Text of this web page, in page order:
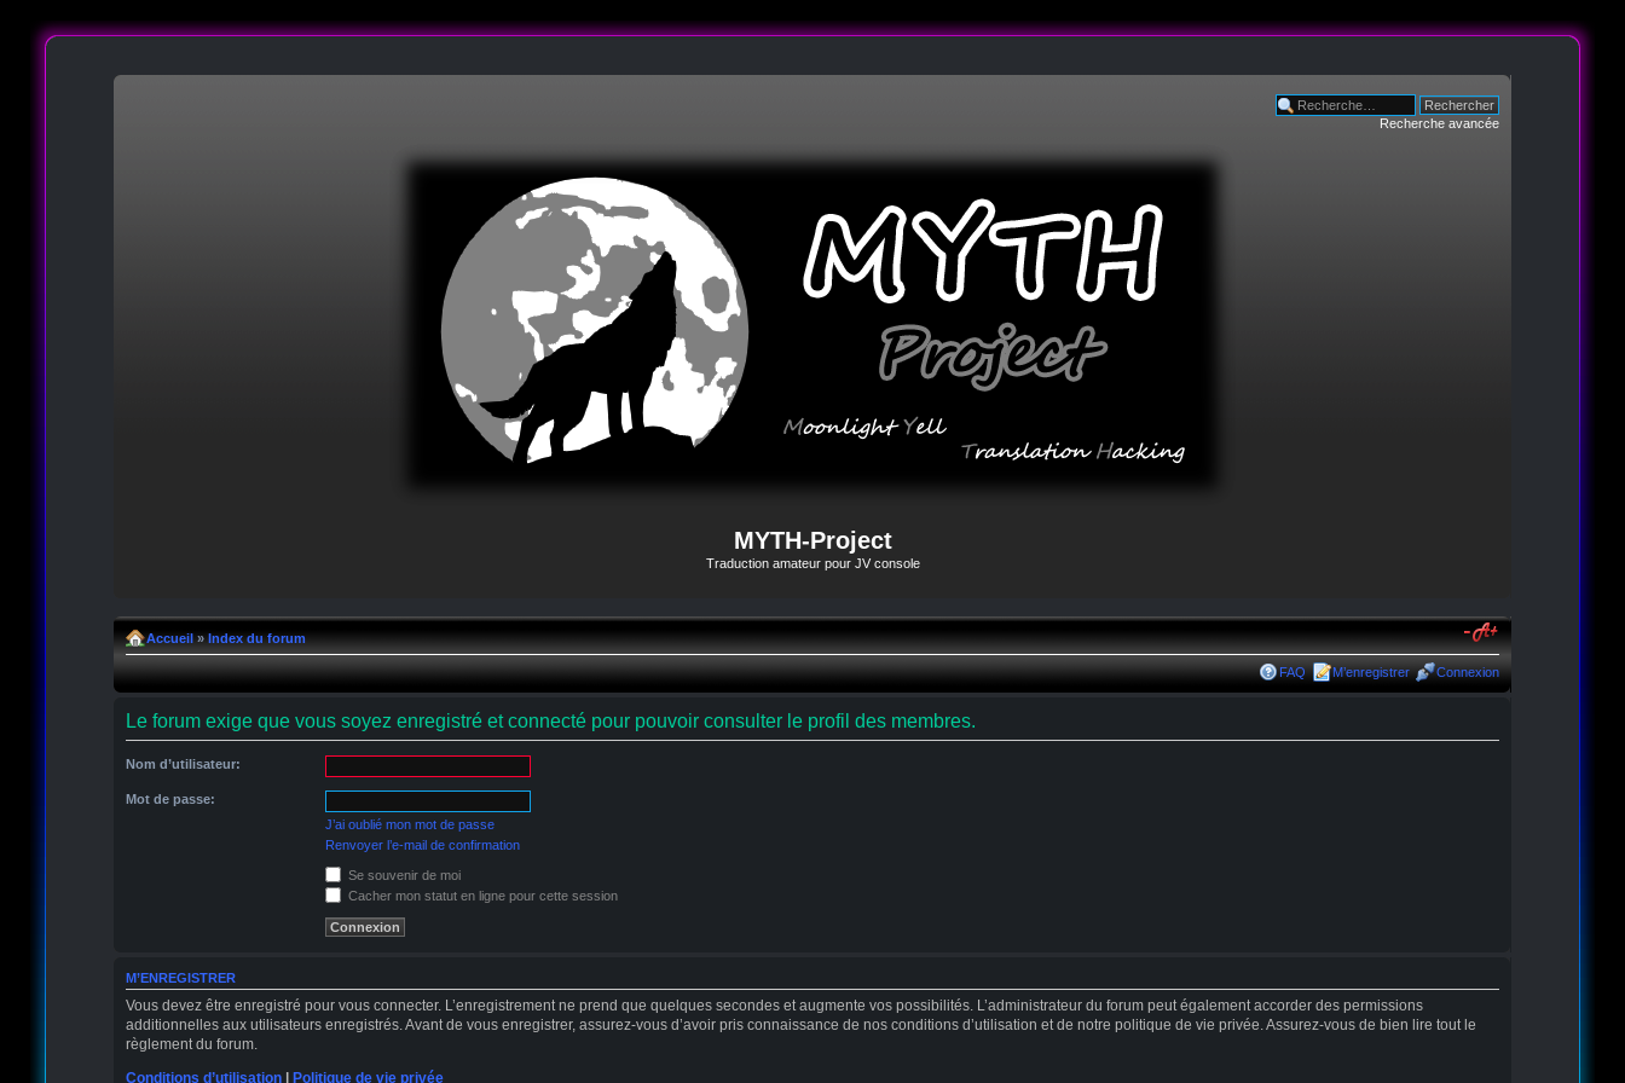
Recherche avancée
MYTH-Project
Traduction amateur pour JV console
Accueil» Index du forum
FAQ M’enregistrer Connexion
Le forum exige que vous soyez enregistré et connecté pour pouvoir consulter le profil des membres.
Nom d’utilisateur:
Mot de passe:
J’ai oublié mon mot de passe
Renvoyer l’e-mail de confirmation
Se souvenir de moi
Cacher mon statut en ligne pour cette session
M’ENREGISTRER
Vous devez être enregistré pour vous connecter. L’enregistrement ne prend que quelques secondes et augmente vos possibilités. L’administrateur du forum peut également accorder des permissions
additionnelles aux utilisateurs enregistrés. Avant de vous enregistrer, assurez-vous d’avoir pris connaissance de nos conditions d’utilisation et de notre politique de vie privée. Assurez-vous de bien lire tout le
règlement du forum.
Conditions d’utilisation| Politique de vie privée